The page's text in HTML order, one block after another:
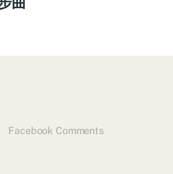
Facebook Comments